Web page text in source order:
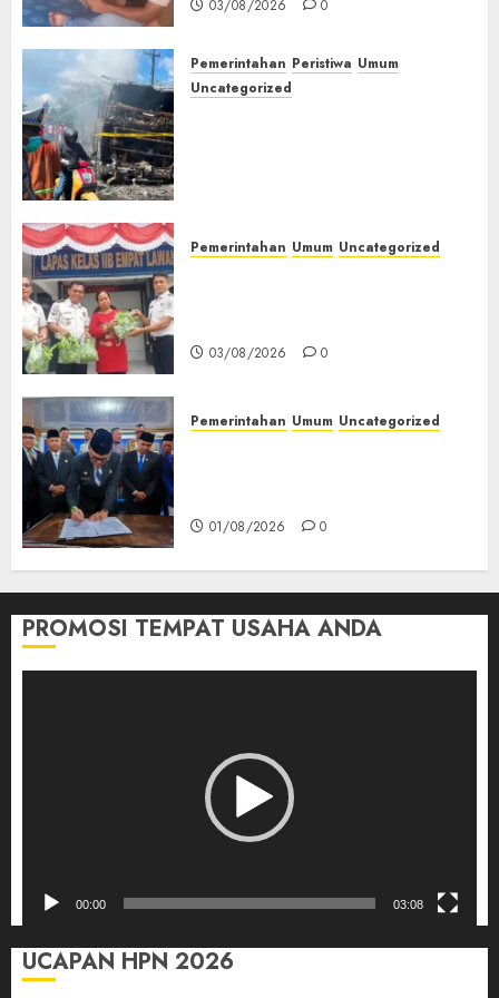
03/08/2026 0
Pemerintahan Peristiwa Umum
Uncategorized
03/08/2026 0
Pemerintahan Umum Uncategorized
03/08/2026 0
Pemerintahan Umum Uncategorized
01/08/2026 0
PROMOSI TEMPAT USAHA ANDA
00:00 03:08
UCAPAN HPN 2026